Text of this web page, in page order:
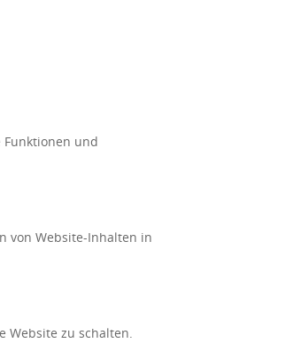
und
von Website-Inhalten in
Website zu schalten.